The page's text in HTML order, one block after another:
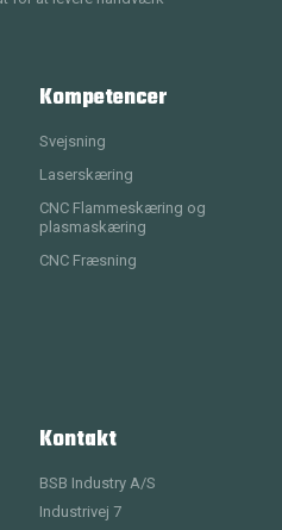
Kompetencer
Svejsning
Laserskæring
CNC Flammeskæring og
plasmaskæring
CNC Fræsning
Kontakt
BSB Industry A/S
Industrivej 7